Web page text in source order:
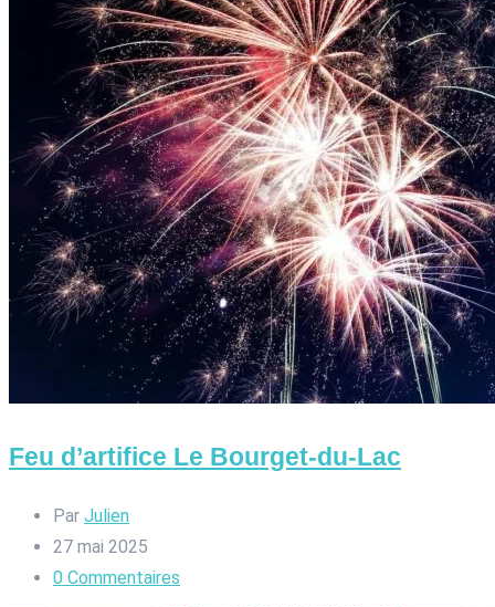
Feu d’artifice Le Bourget-du-Lac
Par Julien
27 mai 2025
0 Commentaires